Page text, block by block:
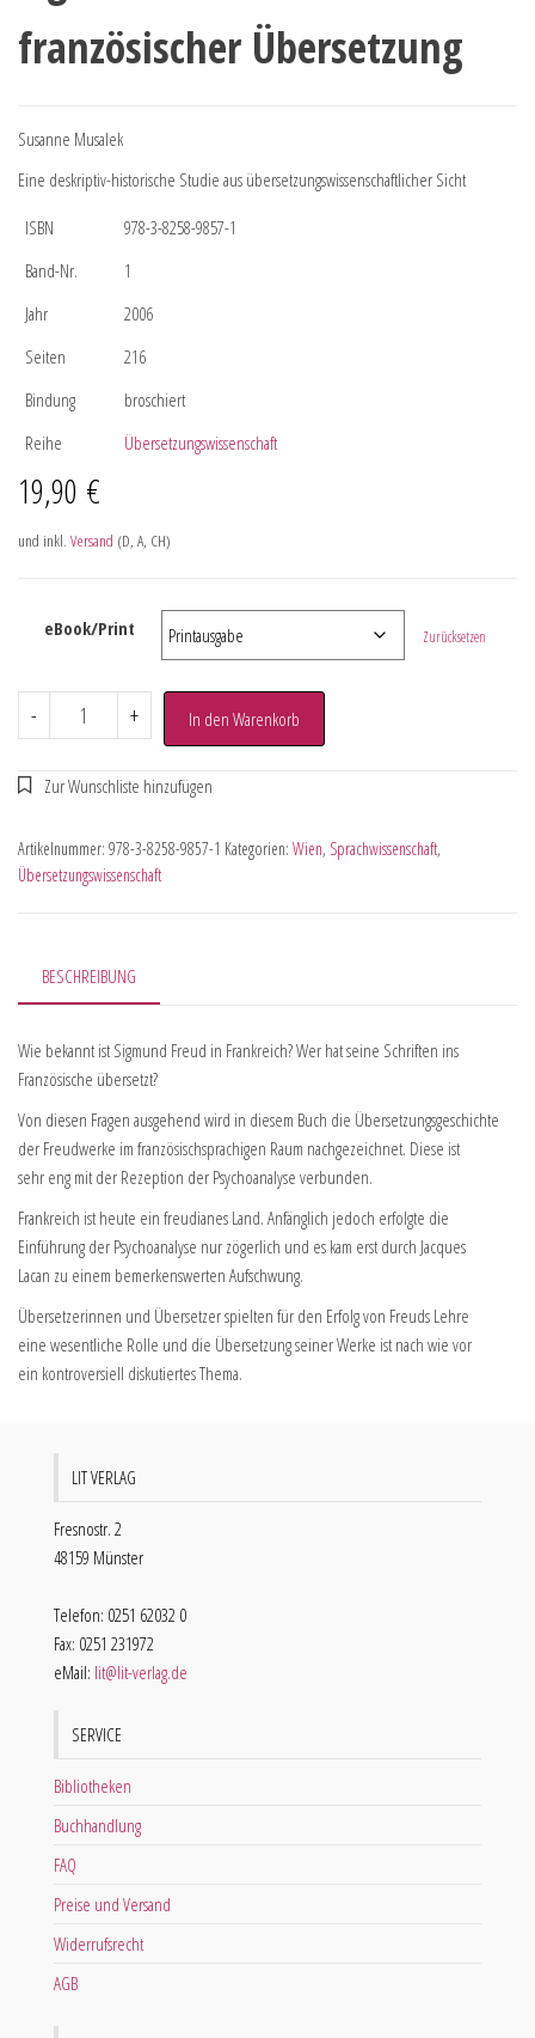
französischer Übersetzung
Susanne Musalek
Eine deskriptiv-historische Studie aus übersetzungswissenschaftlicher Sicht
ISBN
978-3-8258-9857-1
Band-Nr.
1
Jahr
2006
Seiten
216
Bindung
broschiert
Reihe
Übersetzungswissenschaft
19,90 €
und inkl. Versand (D, A, CH)
eBook/Print Zurücksetzen
- + In den Warenkorb
Artikelnummer: 978-3-8258-9857-1 Kategorien: Wien, Sprachwissenschaft,
Übersetzungswissenschaft
BESCHREIBUNG
Wie bekannt ist Sigmund Freud in Frankreich? Wer hat seine Schriften ins
Französische übersetzt?
Von diesen Fragen ausgehend wird in diesem Buch die Übersetzungsgeschichte
der Freudwerke im französischsprachigen Raum nachgezeichnet. Diese ist
sehr eng mit der Rezeption der Psychoanalyse verbunden.
Frankreich ist heute ein freudianes Land. Anfänglich jedoch erfolgte die
Einführung der Psychoanalyse nur zögerlich und es kam erst durch Jacques
Lacan zu einem bemerkenswerten Aufschwung.
Übersetzerinnen und Übersetzer spielten für den Erfolg von Freuds Lehre
eine wesentliche Rolle und die Übersetzung seiner Werke ist nach wie vor
ein kontroversiell diskutiertes Thema.
LIT VERLAG
Fresnostr. 2
48159 Münster
Telefon: 0251 62032 0
Fax: 0251 231972
eMail: lit@lit-verlag.de
SERVICE
Bibliotheken
Buchhandlung
FAQ
Preise und Versand
Widerrufsrecht
AGB